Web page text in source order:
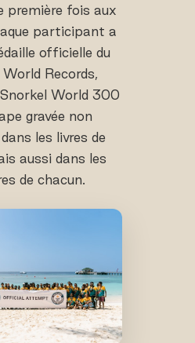
première fois aux
participant a
officielle du
Records,
World 300
gravée non
les livres de
aussi dans les
de chacun.